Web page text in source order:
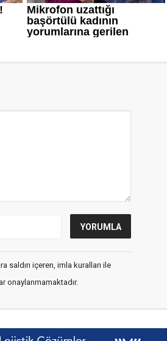
saldırı içeren, imla kuralları ile
onaylanmamaktadır.